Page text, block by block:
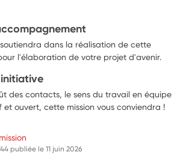
dans la réalisation de cette
l'élaboration de votre projet d'avenir.
des contacts, le sens du travail en équipe
ouvert, cette mission vous conviendra !
publiée le11 juin 2026